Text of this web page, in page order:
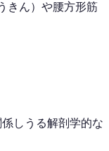
きん）や腰方形筋
しうる解剖学的な